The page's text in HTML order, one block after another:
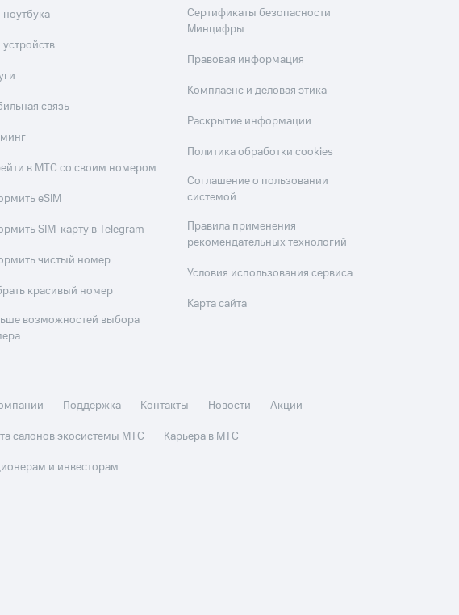
связь
в МТС со своим номером
eSIM
SIM-карту в Telegram
чистый номер
красивый номер
возможностей выбора
Сертификаты безопасности
Минцифры
Правовая информация
Комплаенс и деловая этика
Раскрытие информации
Политика обработки cookies
Соглашение о пользовании
системой
Правила применения
рекомендательных технологий
Условия использования сервиса
Карта сайта
Поддержка Контакты Новости
Акции
салонов экосистемы МТС
Карьера в МТС
и инвесторам